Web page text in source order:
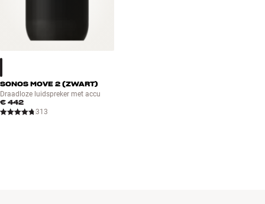
SONOS MOVE 2 (ZWART)
Draadloze luidspreker met accu
€ 442
313